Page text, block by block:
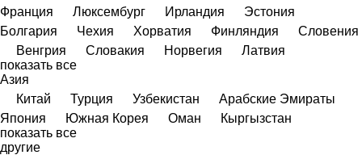
Франция
Люксембург Ирландия
Эстония
Болгария
Чехия Хорватия Финляндия
Словения
Венгрия
Словакия Норвегия
Латвия
показать все
Азия
Китай
Турция Узбекистан
Арабские Эмираты
Япония
Южная Корея Оман
Кыргызстан
показать все
другие